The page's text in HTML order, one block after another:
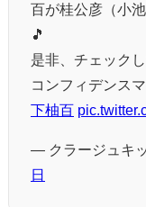
百が桂公彦（小
🎵
是非、チェック
コンフィデンス
下柚百
— クラージュキ
日